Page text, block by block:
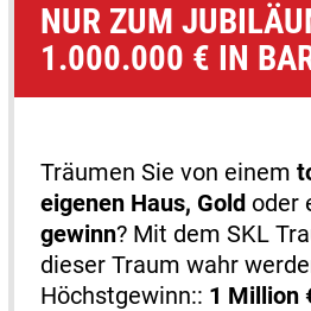
NUR ZUM
1.000.000 € IN
Träumen Sie von einem
eigenen Haus, Goldoder
gewinn? Mit dem SKL
dieser Traum wahr
Höchstgewinn:: 1 Million